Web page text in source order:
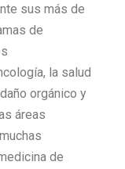
sus más de
de
la salud
orgánico y
áreas
de